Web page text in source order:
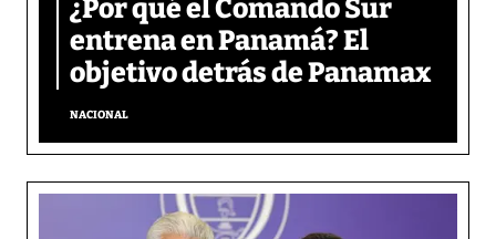
¿Por qué el Comando Sur
entrena en Panamá? El
objetivo detrás de Panamax
NACIONAL